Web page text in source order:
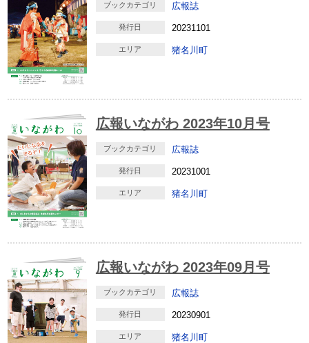
ブックカテゴリ 広報誌
発行日 20231101
エリア 猪名川町
広報いながわ 2023年10月号
ブックカテゴリ 広報誌
発行日 20231001
エリア 猪名川町
広報いながわ 2023年09月号
ブックカテゴリ 広報誌
発行日 20230901
エリア 猪名川町